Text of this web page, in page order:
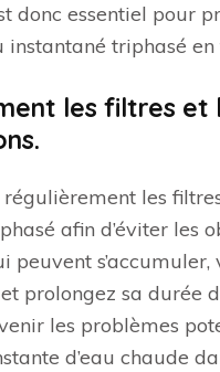
donc essentiel pour
triphasé
les filtres et
les
afin d’éviter les
peuvent
prolongez sa durée
les problèmes
d’eau chaude